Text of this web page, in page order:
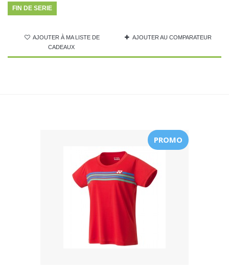
FIN DE SERIE
AJOUTER À MA LISTE DE
CADEAUX
AJOUTER AU COMPARATEUR
PROMO